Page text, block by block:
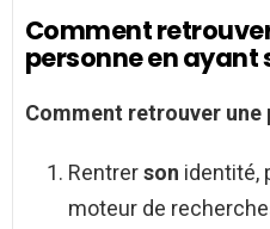
Comment
personne en ayant
Comment retrouver une
Rentrerson identité,
moteur de